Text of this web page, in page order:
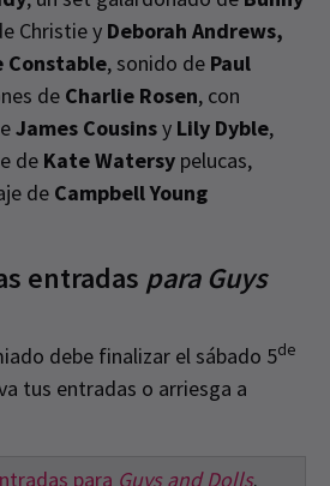
Christie y Deborah Andrews,
Constable, sonido de Paul
de Charlie Rosen, con
James Cousinsy Lily Dyble,
de Kate Watersy pelucas,
de Campbell Young
entradas para Guys
debe finalizar el sábado 5de
tus entradas o arriesga a
para Guys and Dolls.